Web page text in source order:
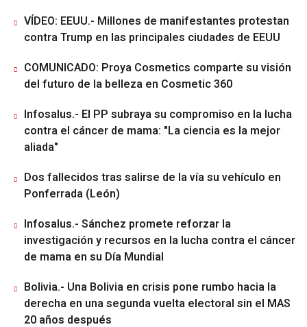
VÍDEO: EEUU.- Millones de manifestantes protestan
contra Trump en las principales ciudades de EEUU
COMUNICADO: Proya Cosmetics comparte su visión
del futuro de la belleza en Cosmetic 360
Infosalus.- El PP subraya su compromiso en la lucha
contra el cáncer de mama: "La ciencia es la mejor
aliada"
Dos fallecidos tras salirse de la vía su vehículo en
Ponferrada (León)
Infosalus.- Sánchez promete reforzar la
investigación y recursos en la lucha contra el cáncer
de mama en su Día Mundial
Bolivia.- Una Bolivia en crisis pone rumbo hacia la
derecha en una segunda vuelta electoral sin el MAS
20 años después